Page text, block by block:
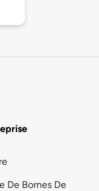
De Bornes De